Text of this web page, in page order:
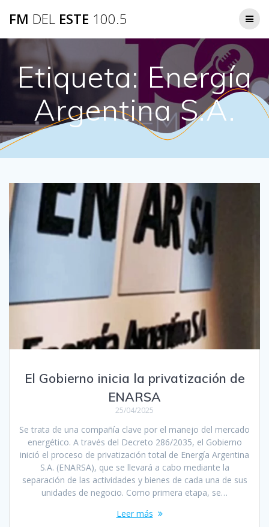
FM DEL ESTE 100.5
Etiqueta: Energía
Argentina S.A.
El Gobierno inicia la privatización de
ENARSA
25/04/2025
Se trata de una compañía clave por el manejo del mercado
energético. A través del Decreto 286/2035, el Gobierno
inició el proceso de privatización total de Energía Argentina
S.A. (ENARSA), que se llevará a cabo mediante la
separación de las actividades y bienes de cada una de sus
unidades de negocio. Como primera etapa, se…
Leer más